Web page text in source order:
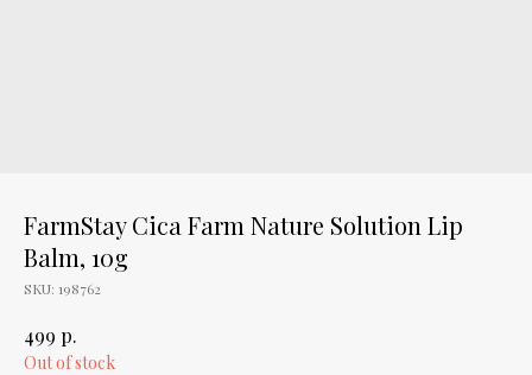
FarmStay Cica Farm Nature Solution Lip
Balm, 10g
SKU: 198762
499 р.
Out of stock